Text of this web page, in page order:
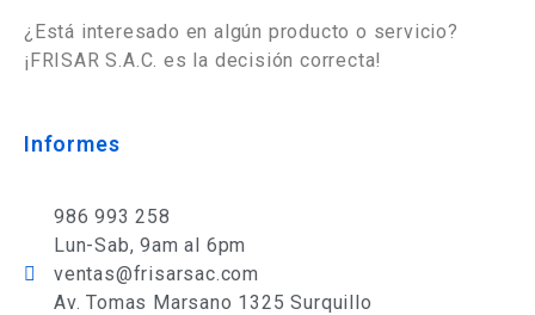
¿Está interesado en algún producto o servicio?
¡FRISAR S.A.C. es la decisión correcta!
Informes
986 993 258
Lun-Sab, 9am al 6pm
ventas@frisarsac.com
Av. Tomas Marsano 1325 Surquillo